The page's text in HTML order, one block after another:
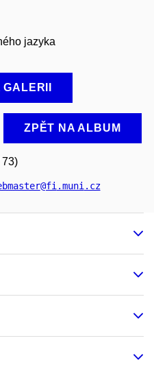
jazyka
ZPĚT NA ALBUM
@fi .muni .cz